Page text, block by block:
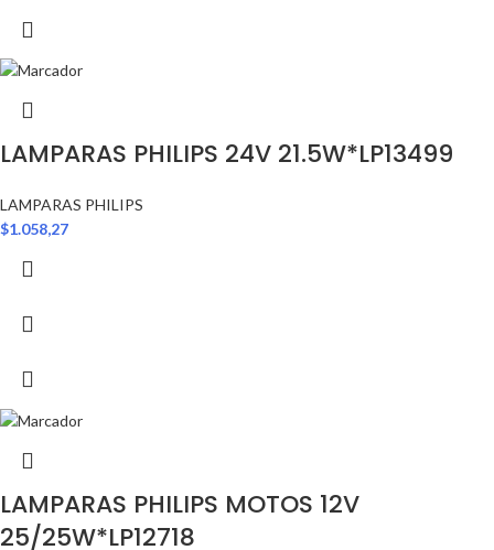
LAMPARAS PHILIPS 24V 21.5W*LP13499
LAMPARAS PHILIPS
$1.058,27
LAMPARAS PHILIPS MOTOS 12V
25/25W*LP12718